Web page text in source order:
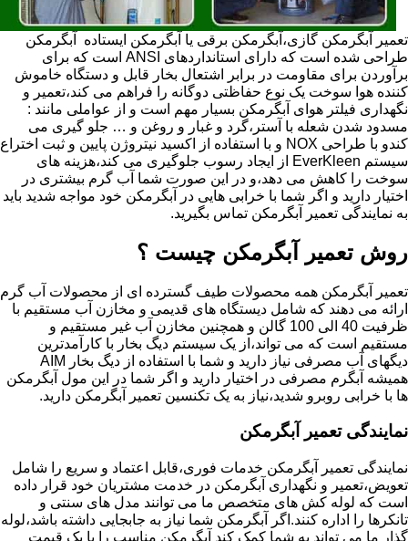
تعمیر آبگرمکن گازی،آبگرمکن برقی یا آبگرمکن ایستاده ​ آبگرمکن
طراحی شده است که دارای استانداردهای ANSI است که برای
برآوردن برای مقاومت در برابر اشتعال بخار قابل و دستگاه خاموش
کننده هوا سوخت یک نوع حفاظتی دوگانه را فراهم می کند،تعمیر و
نگهداری فیلتر هوای آبگرمکن بسیار مهم است و از عواملی مانند :
مسدود شدن شعله با آستر،گرد و غبار و روغن و … جلو گیری می
کندو با طراحی NOX و با استفاده از اکسید نیتروژن پایین و ثبت اختراع
سیستم EverKleen از ایجاد رسوب جلوگیری می کند،هزینه های
سوخت را کاهش می دهد،و در این صورت شما آب گرم بیشتری در
اختیار دارید و اگر شما با خرابی هایی در آبگرمکن خود مواجه شدید باید
به نمایندگی تعمیر آبگرمکن تماس بگیرید.
روش تعمیر آبگرمکن چیست ؟
تعمیر آبگرمکن همه محصولات طیف گسترده ای از محصولات آب گرم
ارائه می دهند که شامل دیستگاه های قدیمی و مخازن آب مستقیم با
ظرفیت 40 الی 100 گالن و همچنین مخازن آب غیر مستقیم و
مستقیم است که می تواند،از یک سیستم دیگ بخار با کارآمدترین
دیگهای آب مصرفی نیاز دارید و شما با استفاده از دیگ بخار AIM
همیشه آبگرم مصرفی در اختیار دارید و اگر شما در این مول آبگرمکن
ها با خرابی روبرو شدید،نیاز به یک تکنسین تعمیر آبگرمکن دارید.
نمایندگی تعمیر آبگرمکن
نمایندگی تعمیر آبگرمکن خدمات فوری،قابل اعتماد و سریع را شامل
تعویض،تعمیر و نگهداری آبگرمکن در خدمت مشتریان خود قرار داده
است که لوله کش های متخصص ما می توانند مدل های سنتی و
تانکرها را اداره کنند.اگر آبگرمکن شما نیاز به جابجایی داشته باشد،لوله
گذار ما می تواند به شما کمک کند آبگرمکن مناسب را با یک قیمت